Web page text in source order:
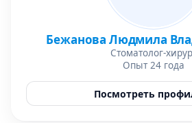
Бежанова Людмила
Стоматолог-
Опыт 24 года
Посмотреть